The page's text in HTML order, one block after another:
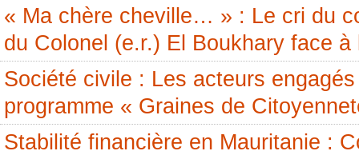
« Ma chère cheville… » : Le cri du
du Colonel (e.r.) El Boukhary face à
Société civile : Les acteurs
programme « Graines de
Stabilité financière en Mauritanie :